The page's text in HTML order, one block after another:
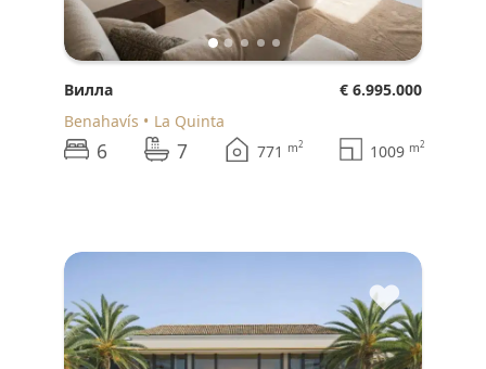
Вилла
€ 6.995.000
Benahavís
La Quinta
6 7 771 m2 1009 m2
♥